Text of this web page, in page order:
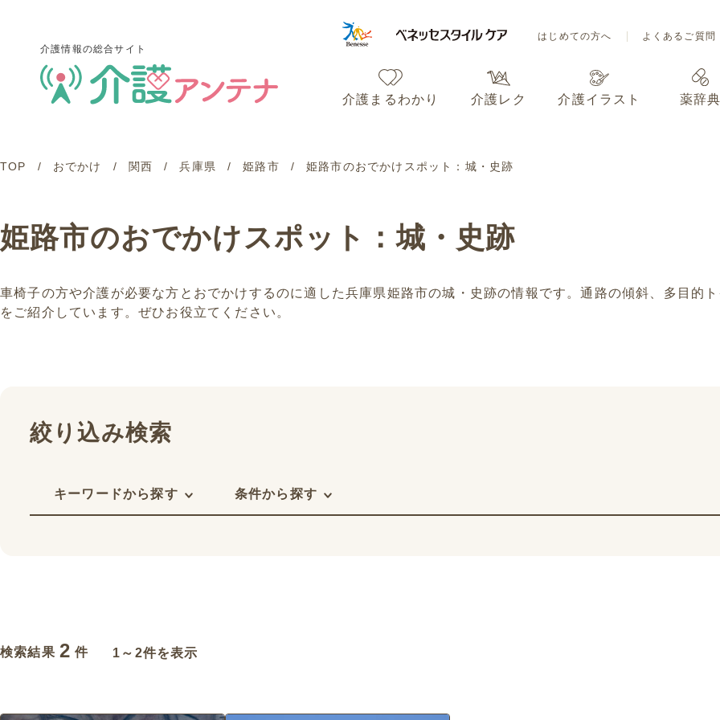
介護情報の総合サイト
はじめての方へ よくあるご質問
介護まるわかり 介護レク 介護イラスト 薬辞
介護情報の総合サイト
介護まるわかり 介護レク
TOP おでかけ 関西 兵庫県 姫路市 姫路市のおでかけスポット：城・史跡
姫路市のおでかけスポット：城・史跡
車椅子の方や介護が必要な方とおでかけするのに適した兵庫県姫路市の城・史跡の情報です。通路の傾斜、多目的
をご紹介しています。ぜひお役立てください。
絞り込み検索
キーワードから探す 条件から探す
検索結果 2 件 1～2件を表示